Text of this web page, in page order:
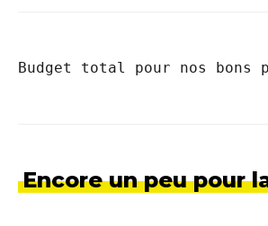
Budget total pour nos bons
Encore un peu pour